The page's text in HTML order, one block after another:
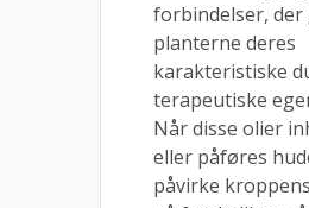
forbindelser, der
planterne deres
karakteristiske
terapeutiske
Når disse olier
eller påføres
påvirke